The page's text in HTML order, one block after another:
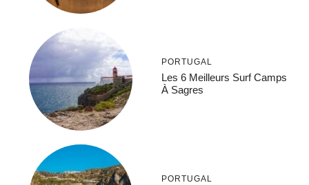
PORTUGAL
Les 6 Meilleurs Surf Camps
À Sagres
PORTUGAL